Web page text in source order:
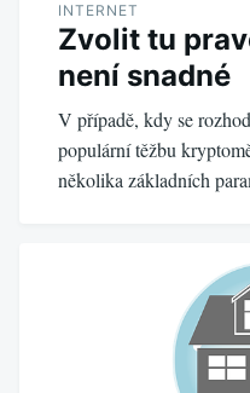
INTERNET
Zvolit tu
není snadné
V případě, kdy se
populární těžbu
několika základních